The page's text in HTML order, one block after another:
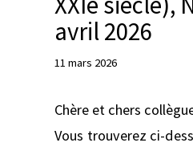
avril 2026
11 mars 2026
Chère et chers
Vous trouverez ci-